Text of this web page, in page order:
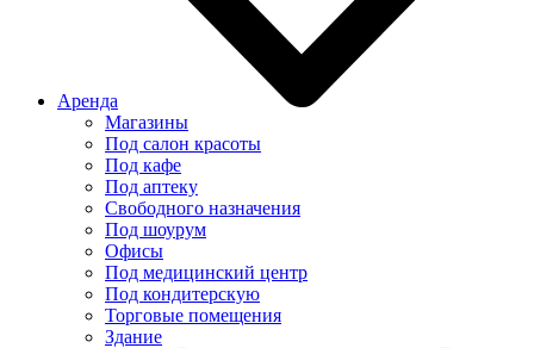
Аренда
Магазины
Под салон красоты
Под кафе
Под аптеку
Свободного назначения
Под шоурум
Офисы
Под медицинский центр
Под кондитерскую
Торговые помещения
Здание